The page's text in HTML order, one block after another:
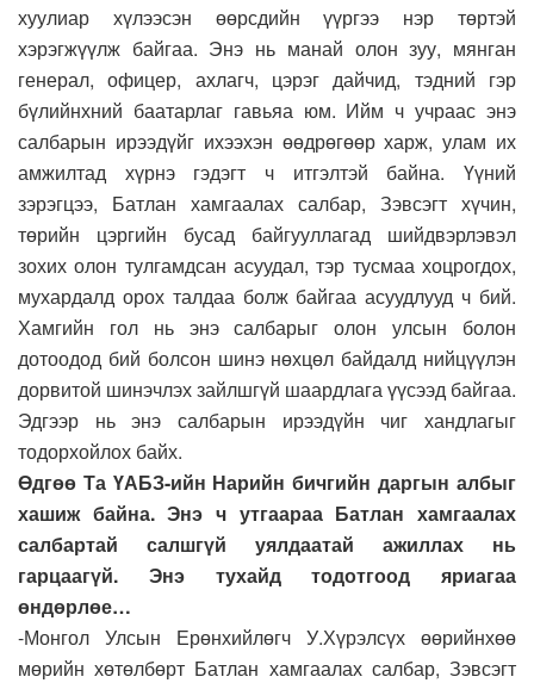
хуулиар хүлээсэн өөрсдийн үүргээ нэр төртэй
хэрэгжүүлж байгаа. Энэ нь манай олон зуу, мянган
генерал, офицер, ахлагч, цэрэг дайчид, тэдний гэр
бүлийнхний баатарлаг гавьяа юм. Ийм ч учраас энэ
салбарын ирээдүйг ихээхэн өөдрөгөөр харж, улам их
амжилтад хүрнэ гэдэгт ч итгэлтэй байна. Үүний
зэрэгцээ, Батлан хамгаалах салбар, Зэвсэгт хүчин,
төрийн цэргийн бусад байгууллагад шийдвэрлэвэл
зохих олон тулгамдсан асуудал, тэр тусмаа хоцрогдох,
мухардалд орох талдаа болж байгаа асуудлууд ч бий.
Хамгийн гол нь энэ салбарыг олон улсын болон
дотоодод бий болсон шинэ нөхцөл байдалд нийцүүлэн
дорвитой шинэчлэх зайлшгүй шаардлага үүсээд байгаа.
Эдгээр нь энэ салбарын ирээдүйн чиг хандлагыг
тодорхойлох байх.
Өдгөө Та ҮАБЗ-ийн Нарийн бичгийн даргын албыг
хашиж байна. Энэ ч утгаараа Батлан хамгаалах
салбартай салшгүй уялдаатай ажиллах нь
гарцаагүй. Энэ тухайд тодотгоод яриагаа
өндөрлөе…
-Монгол Улсын Ерөнхийлөгч У.Хүрэлсүх өөрийнхөө
мөрийн хөтөлбөрт Батлан хамгаалах салбар, Зэвсэгт